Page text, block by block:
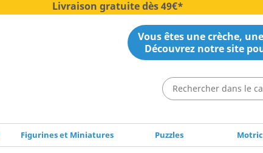
Livraison gratuite dès 49€*
Vous êtes une crèche,
Découvrez notre site
Figurines et Miniatures Puzzles